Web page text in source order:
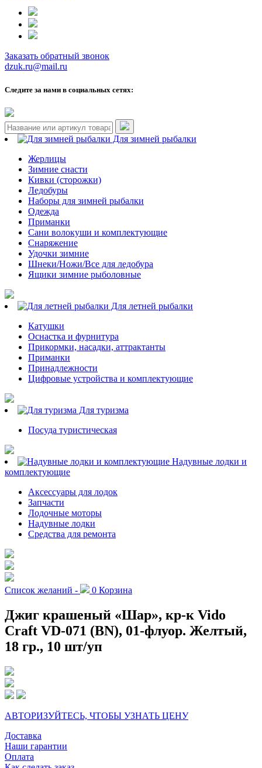
Заказать обратный звонок
dzuk.ru@mail.ru
Следите за нами в социальных сетях:
Для зимней рыбалки
Жерлицы
Зимние снасти
Кивки (сторожки)
Ледобуры
Наборы для зимней рыбалки
Одежда
Приманки
Сани волокуши и комплектующие
Снаряжение
Удочки зимние
Шнеки/Ножи/Все для ледобура
Ящики зимние рыболовные
Для летней рыбалки
Катушки
Оснастка и фурнитура
Прикормки, насадки, аттрактанты
Приманки
Принадлежности
Цифровые устройства и комплектующие
Для туризма
Посуда туристическая
Надувные лодки и
комплектующие
Аксессуары для лодок
Запчасти
Лодочные моторы
Надувные лодки
Средства для ремонта
Список желаний - 0 Корзина
Джиг крашеный «Шар», кр-к Vido
Craft VD-071 (BN), 01-флуор. Желтый,
18 гр., 10 шт/уп
АВТОРИЗУЙТЕСЬ, ЧТОБЫ УЗНАТЬ ЦЕНУ
Доставка
Наши гарантии
Оплата